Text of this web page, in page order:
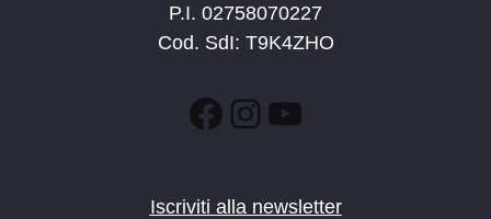
P.I. 02758070227
Cod. SdI: T9K4ZHO
Facebook
Instagram
YouTube
Iscriviti alla newsletter